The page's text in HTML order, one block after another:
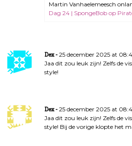
Martin Vanhaelemeesch
Dag 24 | SpongeBob op
Dex
25 december 2025 at
Jaa dit zou leuk zijn! Zelfs de
style!
Dex
25 december 2025 at
Jaa dit zou leuk zijn! Zelfs de
style! Bij de vorige klopte het